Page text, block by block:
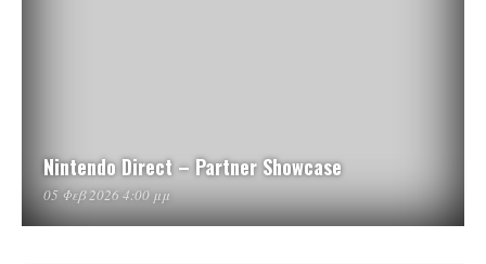
Nintendo Direct – Partner Showcase
05 Φεβ 2026 4:00 μμ